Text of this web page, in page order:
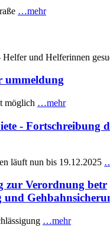
…mehr
und Helferinnen
ummeldung
möglich …mehr
- Fortschreibung
läuft nun bis 19.12.2025
zur Verordnung betr
und
…mehr